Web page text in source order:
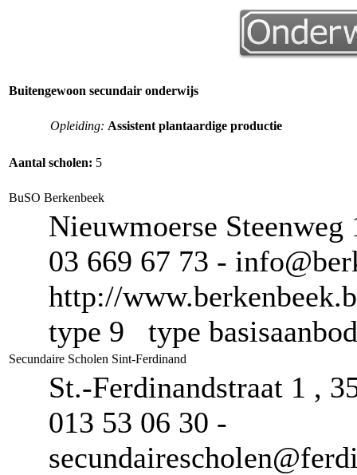
Buitengewoon secundair onderwijs
Opleiding: Assistent plantaardige productie
Aantal scholen: 5
BuSO Berkenbeek
Nieuwmoerse
03 669 67 73 -
http://
type 9 type
Secundaire Scholen Sint-Ferdinand
St.-Ferdinandstraat 1 ,
013 53 06 30 -